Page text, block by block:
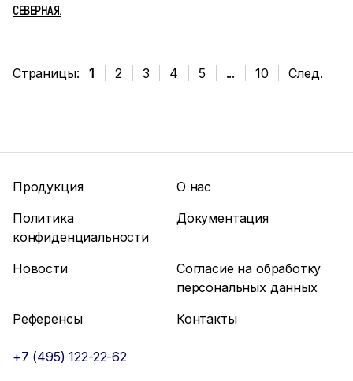
СЕВЕРНАЯ.
Страницы: 1 2 3 4 5 ... 10 След.
Продукция
О нас
Политика
конфиденциальности
Документация
Новости
Согласие на обработку
персональных данных
Референсы
Контакты
+7 (495) 122-22-62